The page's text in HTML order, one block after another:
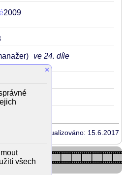
2009
ve 24. díle
Aktualizováno: 15.6.2017
×
všech